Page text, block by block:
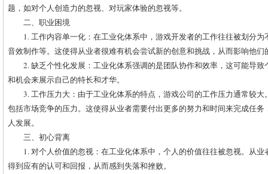
题，如对个人创造力的忽视、对玩家体验的忽视等。
二、职业困境
1. 工作内容单一化：在工业化体系中，游戏开发者的工作往往被划分
音效制作等。这使得从业者很难有机会尝试新的创意和挑战，从而影响他
2. 缺乏个性化发展：工业化体系强调的是团队协作和效率，这可能导
和机会来展示自己的特长和才华。
3. 工作压力大：由于工业化体系的特点，游戏公司的工作压力通常较
包括市场竞争的压力。这使得从业者需要付出更多的努力和时间来完成任
人发展。
三、初心背离
1. 对个人价值的忽视：在工业化体系中，个人的价值往往被忽视。从
得到应有的认可和回报，从而感到失落和挫败。